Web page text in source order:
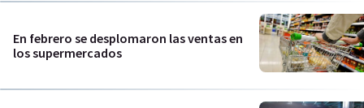
En febrero se desplomaron las ventas en
los supermercados